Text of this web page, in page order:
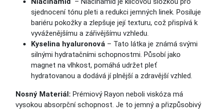
sjednocení tónu pleti a redukci jemných linek. Posiluje
bariéru pokožky a zlepšuje její texturu, což přispívá k
vyváženějšímu a zářivějšímu vzhledu.
Kyselina hyaluronová – Tato látka je známá svými
silnými hydratačními schopnostmi. Působí jako
magnet na vlhkost, pomáhá udržet pleť
hydratovanou a dodává jí plnější a zdravější vzhled.
Nosný Materiál: Prémiový Rayon neboli viskóza má
vysokou absorpční schopnost. Je to jemný a přizpůsobivý